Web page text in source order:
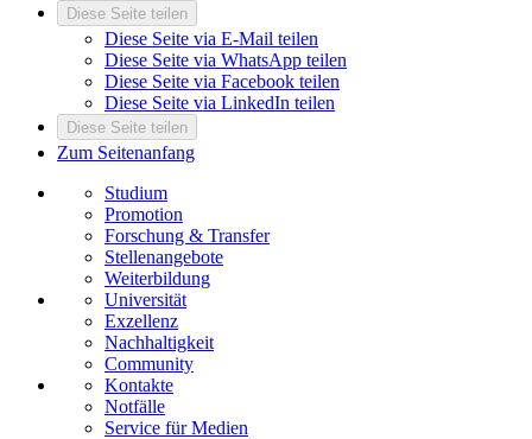
Diese Seite teilen
Diese Seite via E-Mail teilen
Diese Seite via WhatsApp teilen
Diese Seite via Facebook teilen
Diese Seite via LinkedIn teilen
Diese Seite teilen
Zum Seitenanfang
Studium
Promotion
Forschung & Transfer
Stellenangebote
Weiterbildung
Universität
Exzellenz
Nachhaltigkeit
Community
Kontakte
Notfälle
Service für Medien